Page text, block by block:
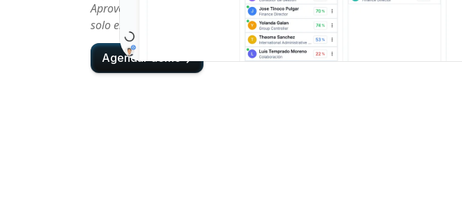
Aprovecha un ecosistema compartido de candidatos cualificados e invierte
solo en resultados, no en acceso.
Agendar demo